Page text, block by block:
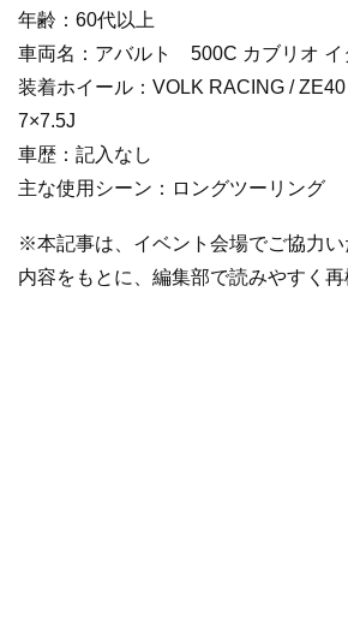
年齢：60代以上
車両名：アバルト 500C カブリオ イ
装着ホイール：VOLK RACING /
7×7.5J
車歴：記入なし
主な使用シーン：ロングツーリング
※本記事は、イベント会場でご協力い
内容をもとに、編集部で読みやすく再